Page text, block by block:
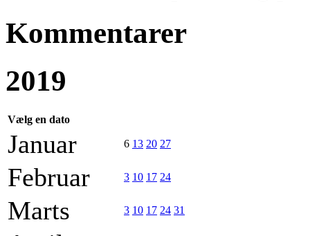
Kommentarer
2019
Vælg en dato
Januar 6 13 20 27
Februar 3 10 17 24
Marts 3 10 17 24 31